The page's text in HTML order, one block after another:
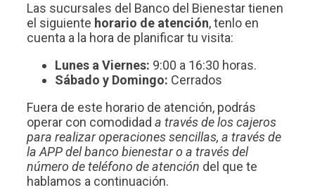
Las sucursales del Banco del Bienestar tienen
el siguiente horario de atención, tenlo en
cuenta a la hora de planificar tu visita:
Lunes a Viernes: 9:00 a 16:30 horas.
Sábado y Domingo: Cerrados
Fuera de este horario de atención, podrás
operar con comodidad a través de los cajeros
para realizar operaciones sencillas, a través de
la APP del banco bienestar o a través del
número de teléfono de atención del que te
hablamos a continuación.